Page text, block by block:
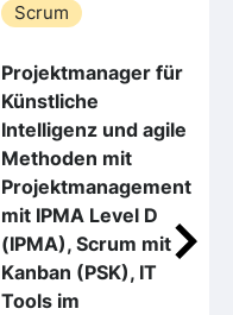
Scrum
Projektmanager für
Künstliche
Intelligenz und agile
Methoden mit
Projektmanagement
mit IPMA Level D
(IPMA), Scrum mit
Kanban (PSK), IT
Tools im